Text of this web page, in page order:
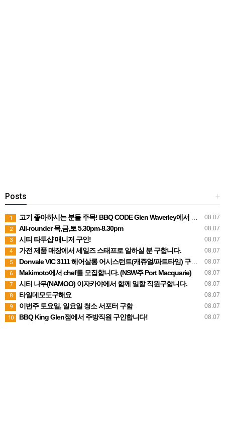
+
Posts
08.07
1 고기 좋아하시는 분들 주목! BBQ CODE Glen Waverley에서 함께해요
08.07
2 All-rounder 목,금,토 5.30pm-8.30pm
08.07
3 시티 타투샵 매니저 구인!
08.07
4 가전 제품 매장에서 세일즈 스태프로 일하실 분 구합니다.
08.07
5 Donvale VIC 3111 헤어살롱 어시스턴트(캐쥬얼/파트타임) 구합니다
08.07
6 Makimoto에서 chef를 모집합니다. (NSW주 Port Macquarie)
08.07
7 시티 나무(NAMOO) 이자카야에서 함께 일할 직원구합니다.
08.07
8 타일데모도구해요
08.07
9 이번주 토요일, 일요일 청소 서포터 구함
08.07
10 BBQ King Glen점에서 주방직원 구인합니다!